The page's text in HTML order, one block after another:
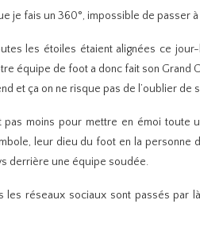
je fais un 360°, impossible de passer
les étoiles étaient alignées ce
équipe de foot a donc fait son
et ça on ne risque pas de l’oublier de
pas moins pour mettre en émoi toute
leur dieu du foot en la personne
derrière une équipe soudée.
les réseaux sociaux sont passés